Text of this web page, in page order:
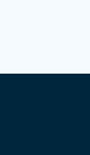
2016 (RGPD) en